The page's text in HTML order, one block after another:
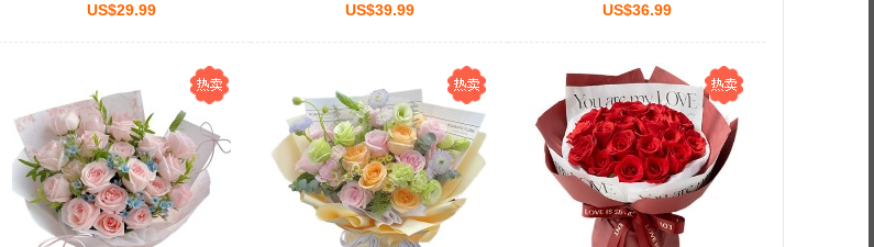
US$29.99 US$39.99 US$36.99